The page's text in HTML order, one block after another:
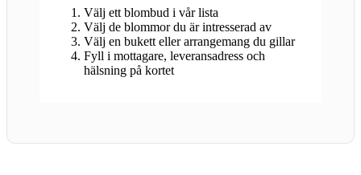
Välj ett blombud i vår lista
Välj de blommor du är intresserad av
Välj en bukett eller arrangemang du gillar
Fyll i mottagare, leveransadress och
hälsning på kortet